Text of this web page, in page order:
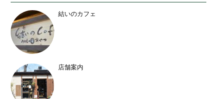
結いのカフェ
店舗案内